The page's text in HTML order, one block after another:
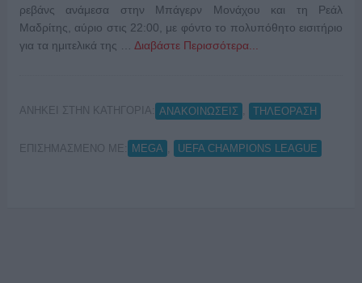
ρεβάνς ανάμεσα στην Μπάγερν Μονάχου και τη Ρεάλ
Μαδρίτης, αύριο στις 22:00, με φόντο το πολυπόθητο εισιτήριο
για τα ημιτελικά της … Διαβάστε Περισσότερα...
ΑΝΗΚΕΙ ΣΤΗΝ ΚΑΤΗΓΟΡΙΑ: ΑΝΑΚΟΙΝΩΣΕΙΣ ΤΗΛΕΟΡΑΣΗ
ΕΠΙΣΗΜΑΣΜΕΝΟ ΜΕ: MEGA UEFA CHAMPIONS LEAGUE